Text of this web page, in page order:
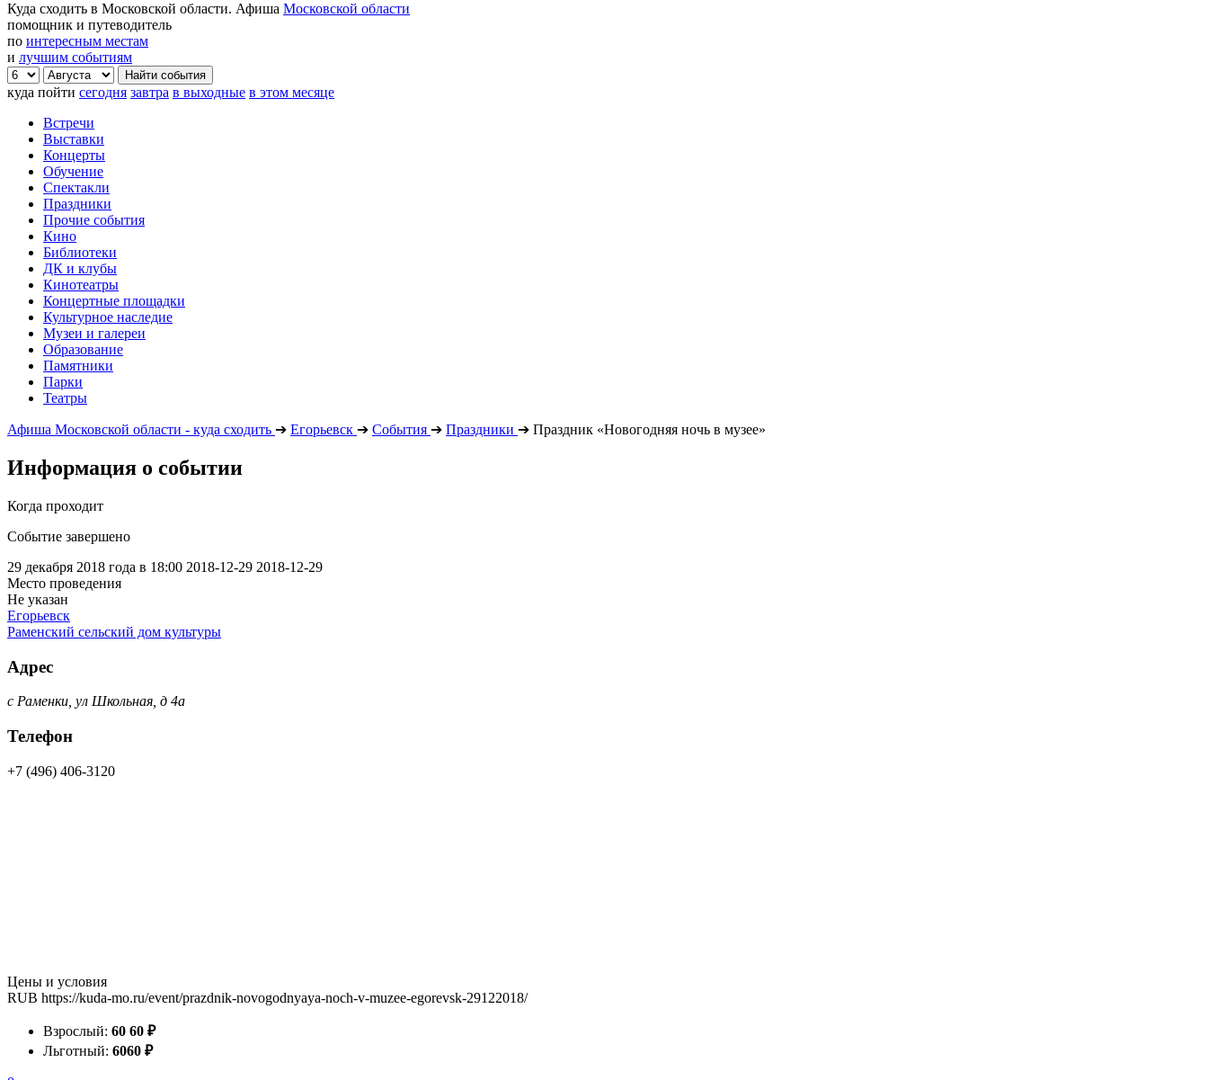
Куда сходить в Московской области. Афиша Московской области
помощник и путеводитель
по интересным местам
и лучшим событиям
куда пойти сегодня завтра в выходные в этом месяце
Встречи
Выставки
Концерты
Обучение
Спектакли
Праздники
Прочие события
Кино
Библиотеки
ДК и клубы
Кинотеатры
Концертные площадки
Культурное наследие
Музеи и галереи
Образование
Памятники
Парки
Театры
Афиша Московской области - куда сходить ➔ Егорьевск ➔ События ➔ Праздники ➔ Праздник «Новогодняя ночь в музее»
Информация о событии
Когда проходит
Событие завершено
29 декабря 2018 года в 18:00 2018-12-29 2018-12-29
Место проведения
Не указан
Егорьевск
Раменский сельский дом культуры
Адрес
с Раменки, ул Школьная, д 4а
Телефон
+7 (496) 406-3120
Цены и условия
RUB https://kuda-mo.ru/event/prazdnik-novogodnyaya-noch-v-muzee-egorevsk-29122018/
Взрослый: 60 60 ₽
Льготный: 6060 ₽